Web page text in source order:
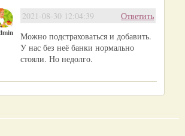
Ответить
2021-08-30 12:04:39
Можно подстраховаться и добавить.
У нас без неё банки нормально
стояли. Но недолго.